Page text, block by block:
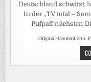
Deutschland schwitzt,
In der „TV total –
Pufpaff nächsten
Original-Content von: